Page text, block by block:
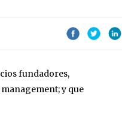
fundadores,
y que